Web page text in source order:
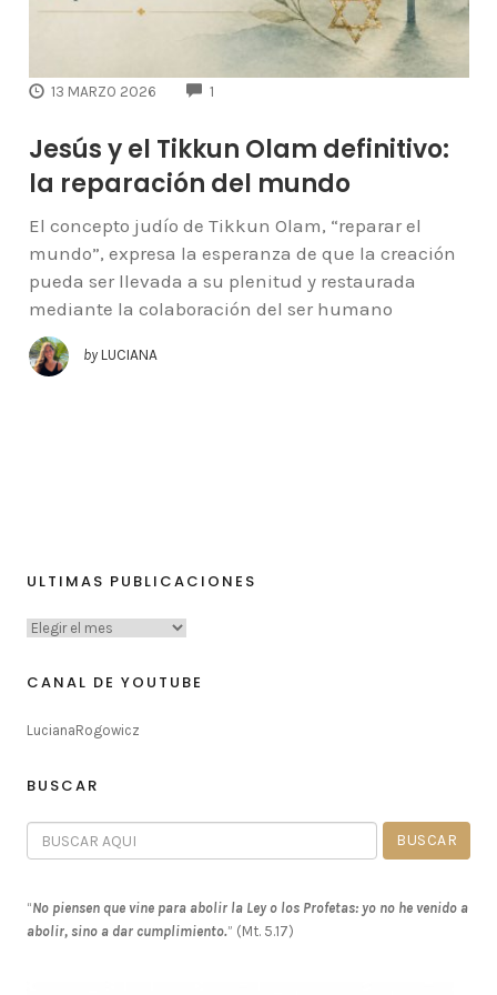
13 MARZO 2026 1
Jesús y el Tikkun Olam definitivo:
la reparación del mundo
El concepto judío de Tikkun Olam, “reparar el
mundo”, expresa la esperanza de que la creación
pueda ser llevada a su plenitud y restaurada
mediante la colaboración del ser humano
by LUCIANA
ULTIMAS PUBLICACIONES
CANAL DE YOUTUBE
LucianaRogowicz
BUSCAR
“No piensen que vine para abolir la Ley o los Profetas: yo no he venido a
abolir, sino a dar cumplimiento.” (Mt. 5.17)